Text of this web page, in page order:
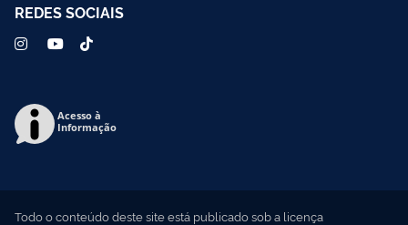
REDES SOCIAIS
Acesso à
Informação
Todo o conteúdo deste site está publicado sob a licença